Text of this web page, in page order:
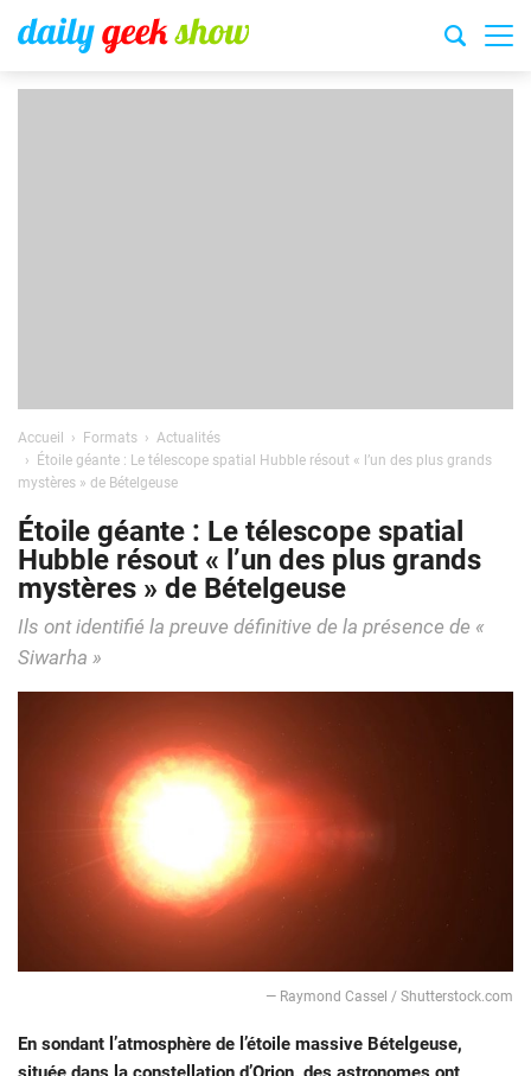
Accueil Formats
Actualités
Étoile géante : Le télescope spatial Hubble résout « l’un des plus grands
mystères » de Bételgeuse
Étoile géante : Le télescope spatial
Hubble résout « l’un des plus grands
mystères » de Bételgeuse
Ils ont identifié la preuve définitive de la présence de «
Siwarha »
— Raymond Cassel / Shutterstock.com
En sondant l’atmosphère de l’étoile massive Bételgeuse,